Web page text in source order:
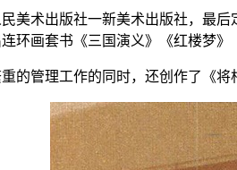
美术出版社一新美术出版社，最
环画套书《三国演义》《红楼梦
的管理工作的同时，还创作了《将